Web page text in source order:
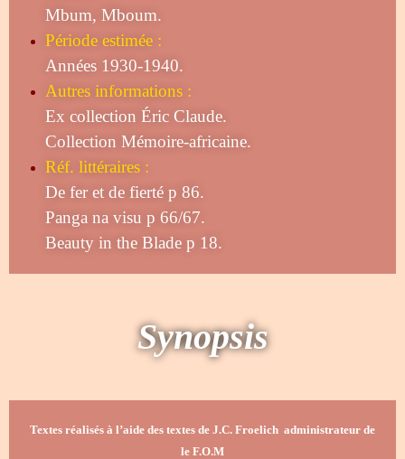
Mbum, Mboum.
Période estimée :
Années 1930-1940.
Autres informations :
Ex collection Éric Claude.
Collection Mémoire-africaine.
Réf. littéraires :
De fer et de fierté p 86.
Panga na visu p 66/67.
Beauty in the Blade p 18.
Synopsis
Textes réalisés à l’aide des textes de J.C. Froelich administrateur de
le F.O.M